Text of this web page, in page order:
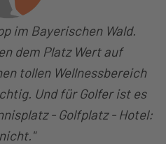
im Bayerischen Wald.
dem Platz Wert auf
tollen Wellnessbereich
Und für Golfer ist es
- Golfplatz - Hotel: